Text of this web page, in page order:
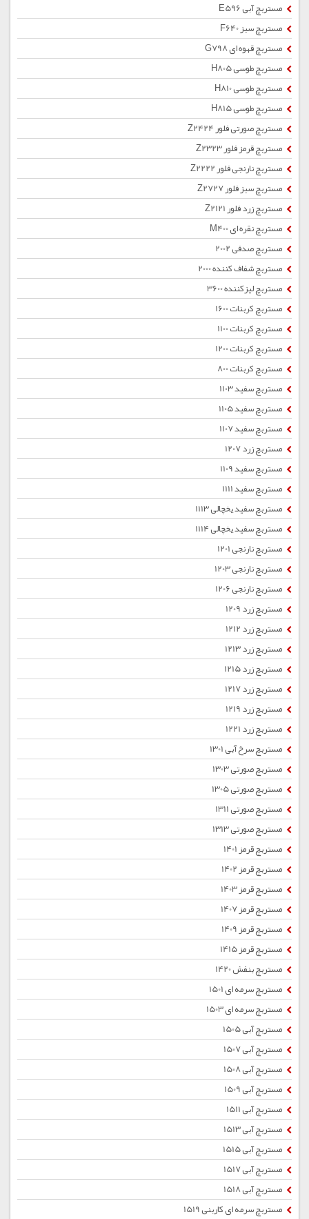
مستربچ آبی E596
مستربچ سبز F640
مستربچ قهوه ای G798
مستربچ طوسی H805
مستربچ طوسی H810
مستربچ طوسی H815
مستربچ صورتی فلور Z2424
مستربچ قرمز فلور Z2323
مستربچ نارنجی فلور Z2222
مستربچ سبز فلور Z2727
مستربچ زرد فلور Z2121
مستربچ نقره ای M400
مستربچ صدفی 2002
مستربچ شفاف کننده 2000
مستربچ لیزکننده 3600
مستربچ کربنات 1600
مستربچ کربنات 1100
مستربچ کربنات 1200
مستربچ کربنات 800
مستربچ سفید 1103
مستربچ سفید 1105
مستربچ سفید 1107
مستربچ زرد 1207
مستربچ سفید 1109
مستربچ سفید 1111
مستربچ سفید یخچالی 1113
مستربچ سفید یخچالی 1114
مستربچ نارنجی 1201
مستربچ نارنجی 1203
مستربچ نارنجی 1206
مستربچ زرد 1209
مستربچ زرد 1212
مستربچ زرد 1213
مستربچ زرد 1215
مستربچ زرد 1217
مستربچ زرد 1219
مستربچ زرد 1221
مستربچ سرخ آبی 1301
مستربچ صورتی 1303
مستربچ صورتی 1305
مستربچ صورتی 1311
مستربچ صورتی 1313
مستربچ قرمز 1401
مستربچ قرمز 1402
مستربچ قرمز 1403
مستربچ قرمز 1407
مستربچ قرمز 1409
مستربچ قرمز 1415
مستربچ بنفش 1420
مستربچ سرمه ای 1501
مستربچ سرمه ای 1503
مستربچ آبی 1505
مستربچ آبی 1507
مستربچ آبی 1508
مستربچ آبی 1509
مستربچ آبی 1511
مستربچ آبی 1513
مستربچ آبی 1515
مستربچ آبی 1517
مستربچ آبی 1518
مستربچ سرمه ای کاربنی 1519